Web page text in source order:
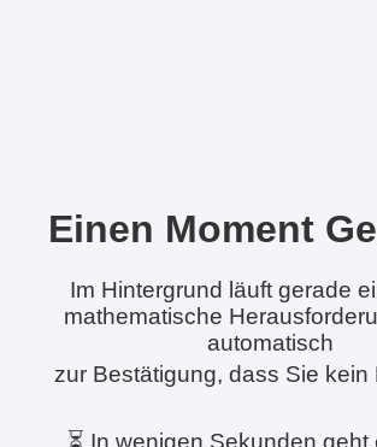
Einen Moment
Im Hintergrund läuft gerade
mathematische
automatisch
zur Bestätigung, dass Sie kein